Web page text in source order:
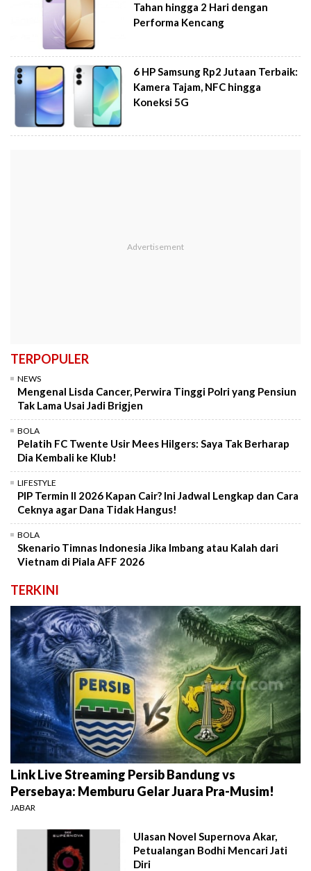
Tahan hingga 2 Hari dengan
Performa Kencang
6 HP Samsung Rp2 Jutaan Terbaik:
Kamera Tajam, NFC hingga
Koneksi 5G
TERPOPULER
NEWS
Mengenal Lisda Cancer, Perwira Tinggi Polri yang Pensiun
Tak Lama Usai Jadi Brigjen
BOLA
Pelatih FC Twente Usir Mees Hilgers: Saya Tak Berharap
Dia Kembali ke Klub!
LIFESTYLE
PIP Termin II 2026 Kapan Cair? Ini Jadwal Lengkap dan Cara
Ceknya agar Dana Tidak Hangus!
BOLA
Skenario Timnas Indonesia Jika Imbang atau Kalah dari
Vietnam di Piala AFF 2026
TERKINI
Link Live Streaming Persib Bandung vs
Persebaya: Memburu Gelar Juara Pra-Musim!
JABAR
Ulasan Novel Supernova Akar,
Petualangan Bodhi Mencari Jati
Diri